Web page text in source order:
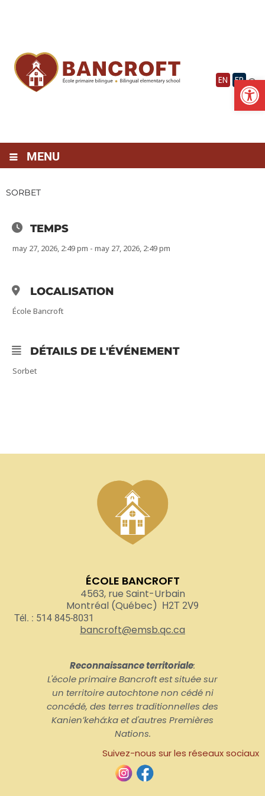
EN FR
MENU
SORBET
TEMPS
may 27, 2026, 2:49 pm - may 27, 2026, 2:49 pm
LOCALISATION
École Bancroft
DÉTAILS DE L'ÉVÉNEMENT
Sorbet
ÉCOLE BANCROFT
4563, rue Saint-Urbain
Montréal (Québec)
H2T 2V9
Tél. : 514 845-8031
bancroft@emsb.qc.ca
Reconnaissance territoriale:
L'école primaire Bancroft est située sur
un territoire autochtone non cédé ni
concédé, des terres traditionnelles des
Kanienʼkehá:ka et d'autres Premières
Nations.
Suivez-nous sur les réseaux sociaux